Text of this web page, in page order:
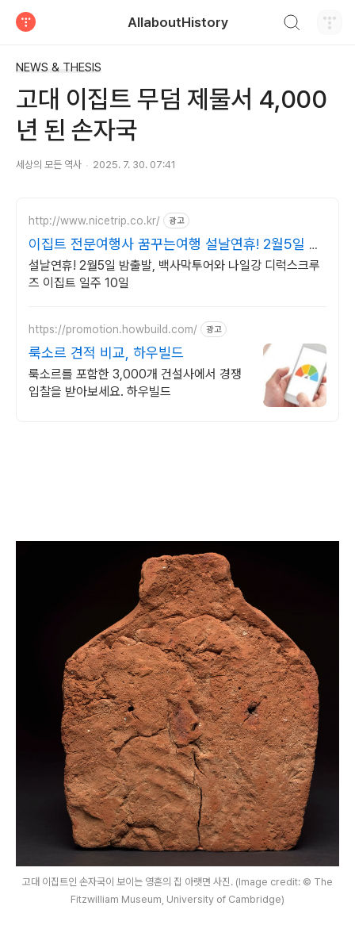
AllaboutHistory
NEWS & THESIS
고대 이집트 무덤 제물서 4,000
년 된 손자국
세상의 모든 역사 2025. 7. 30. 07:41
http://www.nicetrip.co.kr/ 광고
이집트 전문여행사 꿈꾸는여행 설날연휴! 2월5일 밤
출발
설날연휴! 2월5일 밤출발, 백사막투어와 나일강 디럭스크루
즈 이집트 일주 10일
https://promotion.howbuild.com/ 광고
룩소르 견적 비교, 하우빌드
룩소르를 포함한 3,000개 건설사에서 경쟁
입찰을 받아보세요. 하우빌드
고대 이집트인 손자국이 보이는 영혼의 집 아랫면 사진. (Image credit: © The
Fitzwilliam Museum, University of Cambridge)